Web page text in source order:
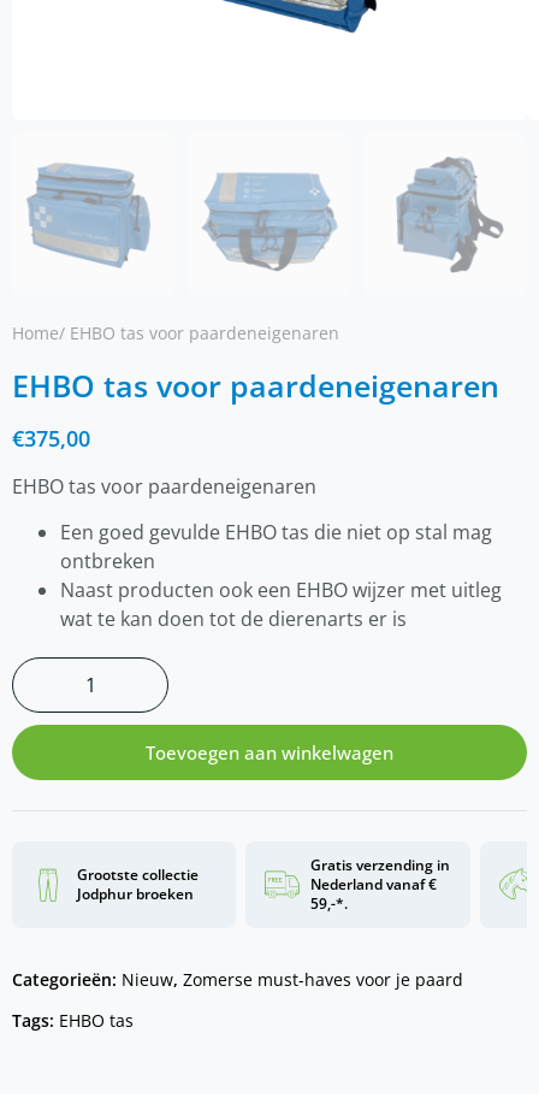
Home/ EHBO tas voor paardeneigenaren
EHBO tas voor paardeneigenaren
€375,00
EHBO tas voor paardeneigenaren
Een goed gevulde EHBO tas die niet op stal mag
ontbreken
Naast producten ook een EHBO wijzer met uitleg
wat te kan doen tot de dierenarts er is
Toevoegen aan winkelwagen
Grootste collectie
Jodphur broeken
Gratis verzending in
Nederland vanaf €
59,-*.
Categorieën: Nieuw, Zomerse must-haves voor je paard
Tags: EHBO tas